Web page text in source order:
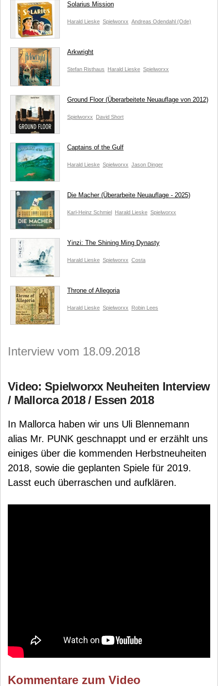
Solarius Mission
Harald Lieske Spielworxx Andreas Odendahl (Ode)
Arkwright
Stefan Risthaus Harald Lieske Spielworxx
Ground Floor (Überarbeitete Neuauflage von 2012)
Spielworxx David Short
Captains of the Gulf
Harald Lieske Spielworxx Jason Dinger
Die Macher (Überarbeite Neuauflage - 2025)
Karl-Heinz Schmiel Harald Lieske Spielworxx
Yinzi: The Shining Ming Dynasty
Harald Lieske Spielworxx Costa
Throne of Allegoria
Harald Lieske Spielworxx Robin Lees
Interview vom 18.09.2018
Video: Spielworxx Neuheiten Interview
/ Mallorca 2018 / Essen 2018
In Mallorca haben wir uns Uli Blennemann
alias Mr. PUNK geschnappt und er erzählt uns
einiges über die kommenden Herbstneuheiten
2018, sowie die geplanten Spiele für 2019.
Lasst euch überraschen und aufklären.
Kommentare zum Video